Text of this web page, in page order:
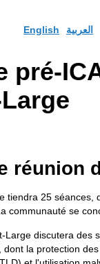
English العربية
pré-
réunion
tiendra 25
communauté se
Large discutera des
la protection